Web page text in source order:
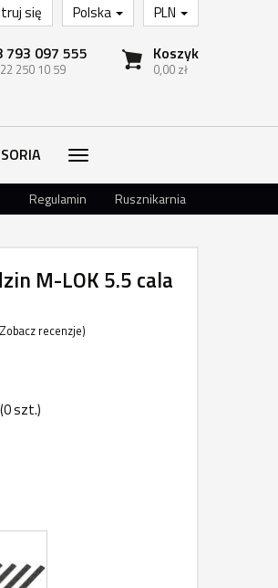
PLN
Polska
się
Koszyk
0,00 zł
793 097 555
250 10 59
Regulamin Rusznikarnia
M-LOK 5.5 cala
Zobacz recenzje)
(0szt.)